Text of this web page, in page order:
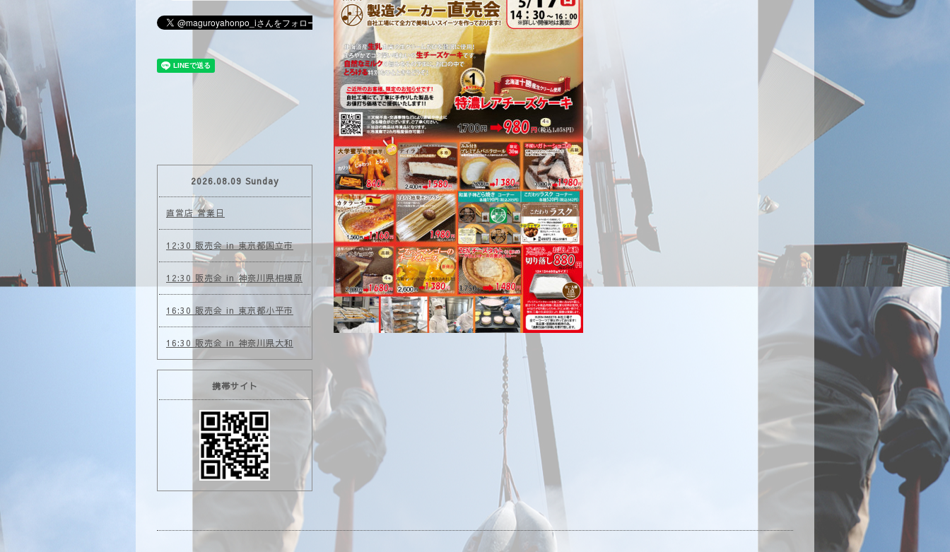
2026.08.09 Sunday
直営店 営業日
12:30 販売会 in 東京都国立市
12:30 販売会 in 神奈川県相模原
16:30 販売会 in 東京都小平市
16:30 販売会 in 神奈川県大和
携帯サイト